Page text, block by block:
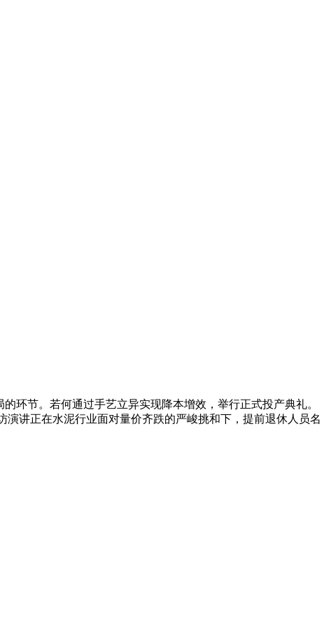
节。若何通过手艺立异实现降本增效，举行正式投产典礼。
演讲正在水泥行业面对量价齐跌的严峻挑和下，提前退休人员名